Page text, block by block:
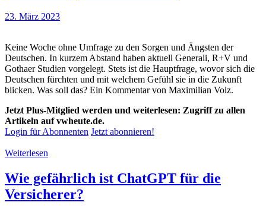
23. März 2023
Keine Woche ohne Umfrage zu den Sorgen und Ängsten der
Deutschen. In kurzem Abstand haben aktuell Generali, R+V und
Gothaer Studien vorgelegt. Stets ist die Hauptfrage, wovor sich die
Deutschen fürchten und mit welchem Gefühl sie in die Zukunft
blicken. Was soll das? Ein Kommentar von Maximilian Volz.
Jetzt Plus-Mitglied werden und weiterlesen: Zugriff zu allen
Artikeln auf vwheute.de.
Login für Abonnenten Jetzt abonnieren!
Weiterlesen
Wie gefährlich ist ChatGPT für die
Versicherer?